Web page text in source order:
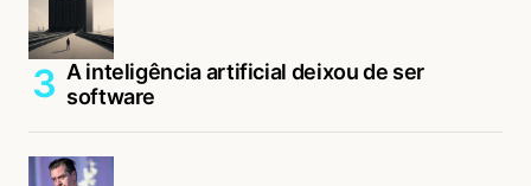
A inteligência artificial deixou de ser
software